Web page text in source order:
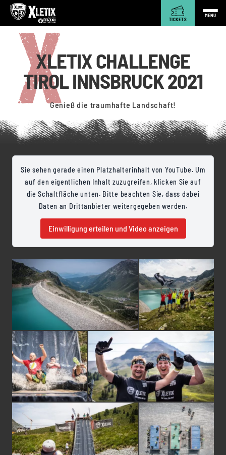
TICKETS
MENÜ
XLETIX CHALLENGE
TIROL INNSBRUCK 2021
Genieß die traumhafte Landschaft!
Sie sehen gerade einen Platzhalterinhalt von YouTube. Um
auf den eigentlichen Inhalt zuzugreifen, klicken Sie auf
die Schaltfläche unten. Bitte beachten Sie, dass dabei
Daten an Drittanbieter weitergegeben werden.
Einwilligung erteilen und Video anzeigen